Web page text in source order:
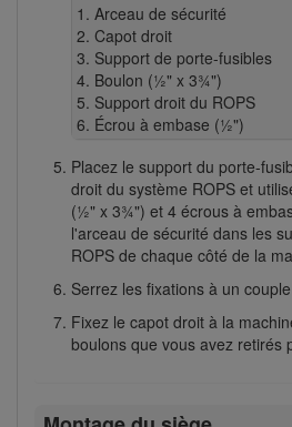
Arceau de sécurité
Capot droit
Support de porte-fusibles
Boulon (½" x 3¾")
Support droit du ROPS
Écrou à embase (½")
Placez le support du porte-
droit du système ROPS et
(½" x 3¾") et 4 écrous à
l'arceau de sécurité dans les
ROPS de chaque côté de la
Serrez les fixations à un
Fixez le capot droit à la
boulons que vous avez retirés